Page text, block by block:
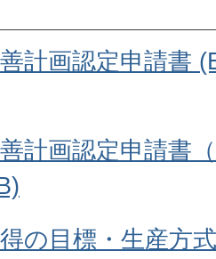
計画認定申請書
計画認定申請書
の目標・生産方